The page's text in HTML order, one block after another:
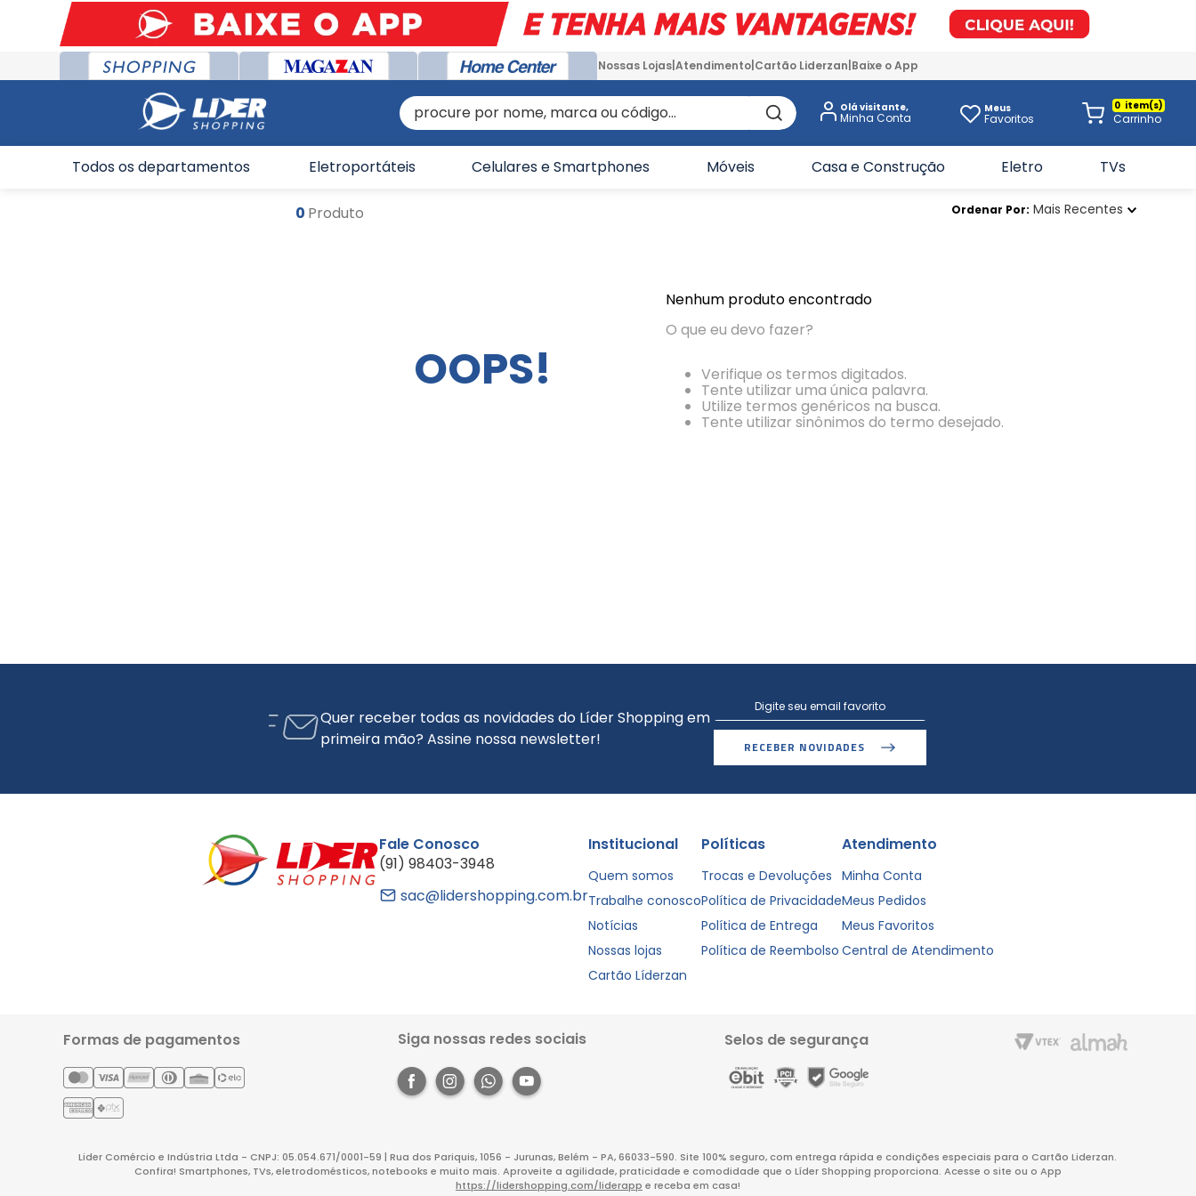
Nossas Lojas Atendimento Cartão Liderzan Baixe o App
procure por nome, marca ou código... Olá visitante, Meus
Favoritos
0
Todos os departamentos Eletroportáteis Celulares e Smartphones Móveis Casa e Construção Eletro TVs
0 Produto Ordenar Por Mais Recentes
OOPS!
Nenhum produto encontrado
O que eu devo fazer?
Verifique os termos digitados.
Tente utilizar uma única palavra.
Utilize termos genéricos na busca.
Tente utilizar sinônimos do termo desejado.
Quer receber todas as novidades do Líder Shopping em
primeira mão? Assine nossa newsletter!
RECEBER NOVIDADES
Fale Conosco
(91) 98403-3948
sac@lidershopping.com.br
Institucional
Quem somos
Trabalhe conosco
Notícias
Nossas lojas
Cartão Líderzan
Políticas
Trocas e Devoluções
Política de Privacidade
Política de Entrega
Política de Reembolso
Atendimento
Minha Conta
Meus Pedidos
Meus Favoritos
Central de Atendimento
Formas de pagamentos Siga nossas redes sociais Selos de segurança
Lider Comércio e Indústria Ltda - CNPJ: 05.054.671/0001-59 | Rua dos Pariquis, 1056 - Jurunas, Belém - PA, 66033-590. Site 100% seguro, com entrega rápida e condições especiais para o Cartão Liderzan.
Confira! Smartphones, TVs, eletrodomésticos, notebooks e muito mais. Aproveite a agilidade, praticidade e comodidade que o Líder Shopping proporciona. Acesse o site ou o App
https://lidershopping.com/liderapp e receba em casa!